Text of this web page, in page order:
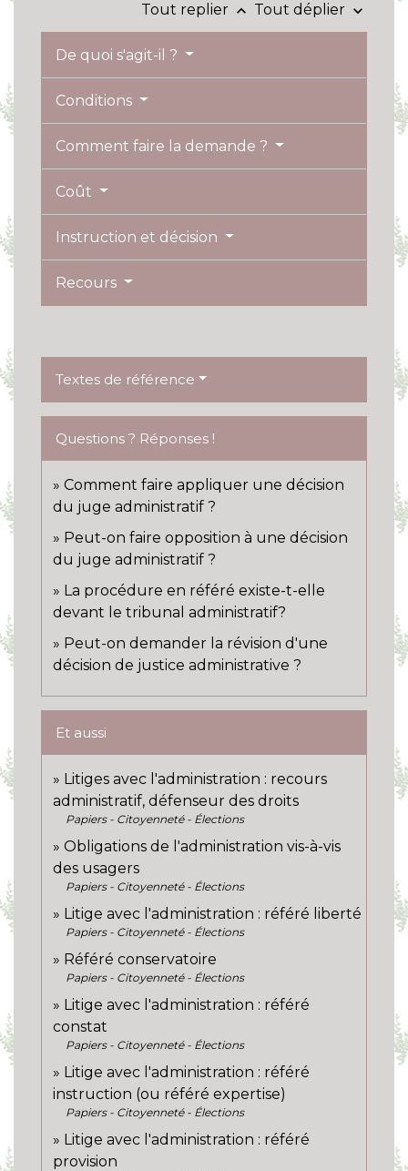
Tout replier keyboard_arrow_up Tout déplier keyboard_arrow_down
De quoi s'agit-il ?
Conditions
Comment faire la demande ?
Coût
Instruction et décision
Recours
Textes de référence
Questions ? Réponses !
Comment faire appliquer une décision
du juge administratif ?
Peut-on faire opposition à une décision
du juge administratif ?
La procédure en référé existe-t-elle
devant le tribunal administratif?
Peut-on demander la révision d'une
décision de justice administrative ?
Et aussi
Litiges avec l'administration : recours
administratif, défenseur des droits
Papiers - Citoyenneté - Élections
Obligations de l'administration vis-à-vis
des usagers
Papiers - Citoyenneté - Élections
Litige avec l'administration : référé liberté
Papiers - Citoyenneté - Élections
Référé conservatoire
Papiers - Citoyenneté - Élections
Litige avec l'administration : référé
constat
Papiers - Citoyenneté - Élections
Litige avec l'administration : référé
instruction (ou référé expertise)
Papiers - Citoyenneté - Élections
Litige avec l'administration : référé
provision